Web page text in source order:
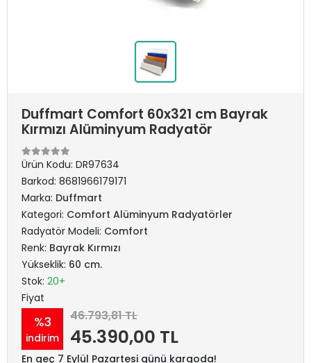
Duffmart Comfort 60x321 cm Bayrak
Kırmızı Alüminyum Radyatör
Ürün Kodu: DR97634
Barkod: 8681966179171
Marka: Duffmart
Kategori: Comfort Alüminyum Radyatörler
Radyatör Modeli: Comfort
Renk: Bayrak Kırmızı
Yükseklik: 60 cm.
Stok: 20+
Fiyat
%3
indirim
46.793,81 TL
45.390,00 TL
En geç 7 Eylül Pazartesi günü kargoda!